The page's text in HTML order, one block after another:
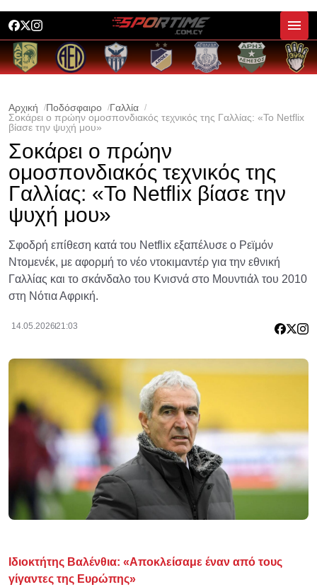
Αρχική Ποδόσφαιρο
Γαλλία
Σοκάρει ο πρώην ομοσπονδιακός τεχνικός της Γαλλίας: «Το Netflix
βίασε την ψυχή μου»
Σοκάρει ο πρώην
ομοσπονδιακός τεχνικός της
Γαλλίας: «Το Netflix βίασε την
ψυχή μου»
Σφοδρή επίθεση κατά του Netflix εξαπέλυσε ο Ρεϊμόν
Ντομενέκ, με αφορμή το νέο ντοκιμαντέρ για την εθνική
Γαλλίας και το σκάνδαλο του Κνισνά στο Μουντιάλ του 2010
στη Νότια Αφρική.
14.05.202621:03
Ιδιοκτήτης Βαλένθια: «Αποκλείσαμε έναν από τους
γίγαντες της Ευρώπης»